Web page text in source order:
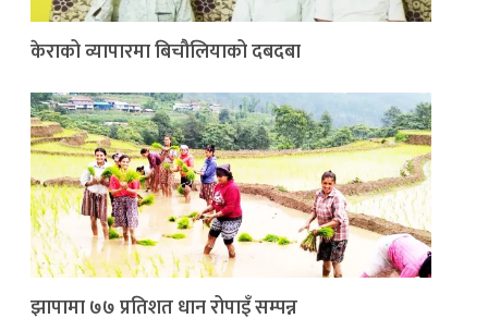
केराको व्यापारमा बिचौलियाको दबदबा
झापामा ७७ प्रतिशत धान रोपाइँ सम्पन्न